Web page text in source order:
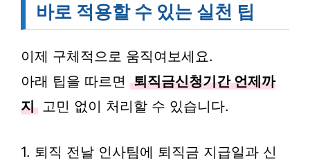
바로 적용할 수 있는 실천 팁
이제 구체적으로 움직여보세요.
아래 팁을 따르면 퇴직금신청기간 언제까
지 고민 없이 처리할 수 있습니다.
1. 퇴직 전날 인사팀에 퇴직금 지급일과 신